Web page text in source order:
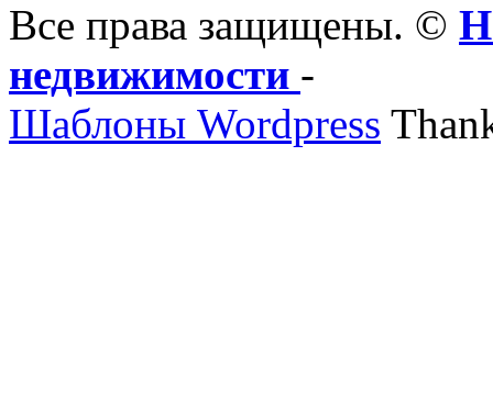
Все права защищены. ©
недвижимости -
Шаблоны Wordpress